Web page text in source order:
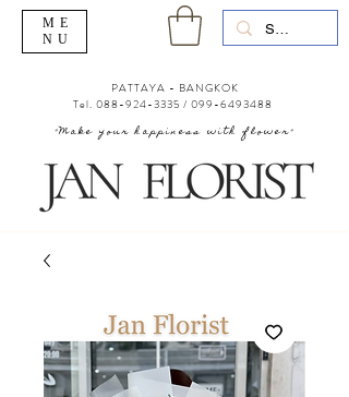
"Make your happiness with flower"
PATTAYA - BANGKOK
Tel. 088-924-3335 / 099-6493488
ME
NU